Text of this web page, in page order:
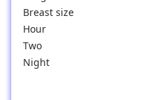
Breast size
Hour
Two
Night